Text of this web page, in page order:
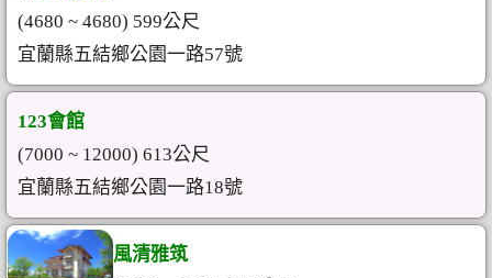
(4680 ~ 4680) 599公尺
宜蘭縣五結鄉公園一路57號
123會館
(7000 ~ 12000) 613公尺
宜蘭縣五結鄉公園一路18號
風清雅筑